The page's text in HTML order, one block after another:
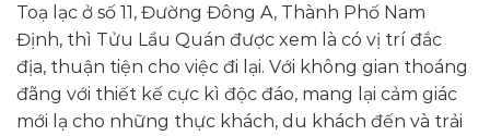
Toạ lạc ở số 11, Đường Đông A, Thành Phố Nam
Định, thì Tửu Lầu Quán được xem là có vị trí đắc
địa, thuận tiện cho việc đi lại. Với không gian thoáng
đãng với thiết kế cực kì độc đáo, mang lại cảm giác
mới lạ cho những thực khách, du khách đến và trải